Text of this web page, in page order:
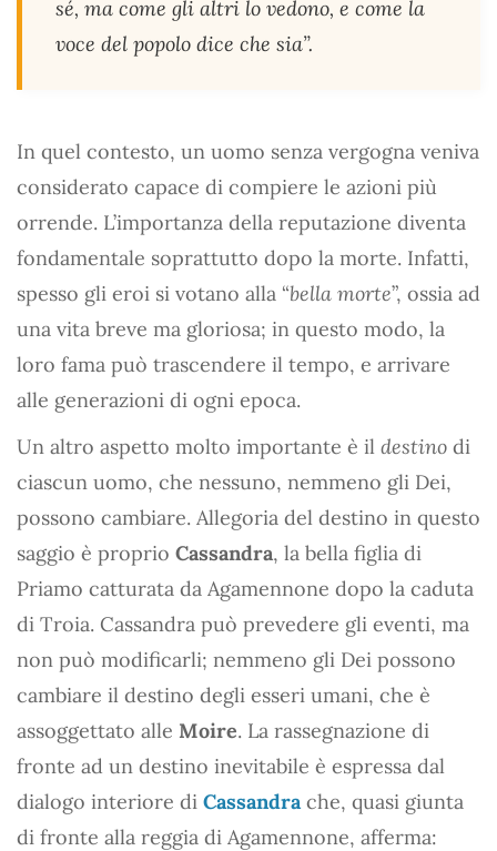
sé, ma come gli altri lo vedono, e come la
voce del popolo dice che sia”.
In quel contesto, un uomo senza vergogna veniva
considerato capace di compiere le azioni più
orrende. L’importanza della reputazione diventa
fondamentale soprattutto dopo la morte. Infatti,
spesso gli eroi si votano alla “bella morte”, ossia ad
una vita breve ma gloriosa; in questo modo, la
loro fama può trascendere il tempo, e arrivare
alle generazioni di ogni epoca.
Un altro aspetto molto importante è il destino di
ciascun uomo, che nessuno, nemmeno gli Dei,
possono cambiare. Allegoria del destino in questo
saggio è proprio Cassandra, la bella figlia di
Priamo catturata da Agamennone dopo la caduta
di Troia. Cassandra può prevedere gli eventi, ma
non può modificarli; nemmeno gli Dei possono
cambiare il destino degli esseri umani, che è
assoggettato alle Moire. La rassegnazione di
fronte ad un destino inevitabile è espressa dal
dialogo interiore di Cassandrache, quasi giunta
di fronte alla reggia di Agamennone, afferma: